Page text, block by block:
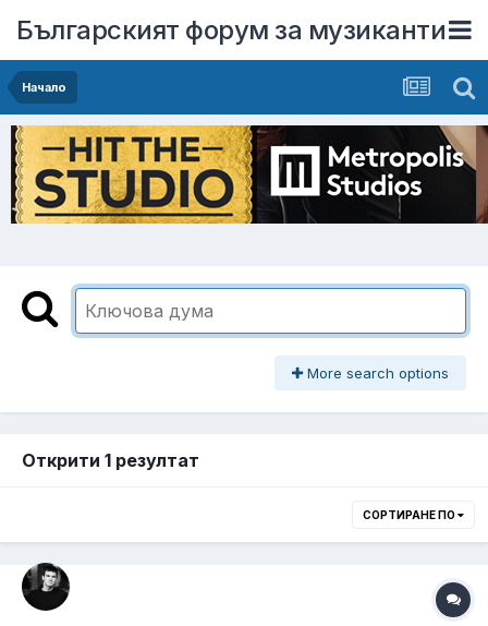
Българският форум за музиканти
Начало
More search options
Открити 1 резултат
СОРТИРАНЕ ПО